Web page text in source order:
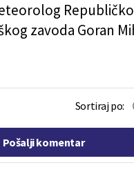
zavoda Goran
Sortiraj po:
Pošalji komentar